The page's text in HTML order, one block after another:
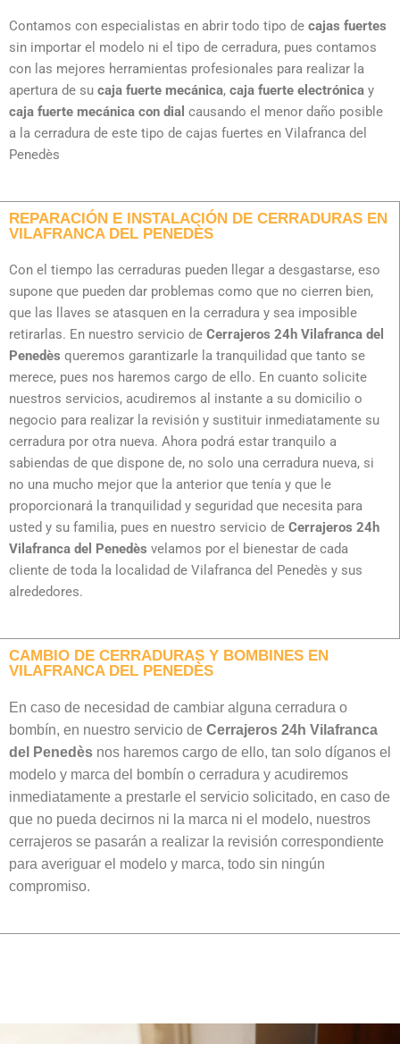
Contamos con especialistas en abrir todo tipo de cajas fuertes
sin importar el modelo ni el tipo de cerradura, pues contamos
con las mejores herramientas profesionales para realizar la
apertura de su caja fuerte mecánica, caja fuerte electrónica y
caja fuerte mecánica con dial causando el menor daño posible
a la cerradura de este tipo de cajas fuertes en Vilafranca del
Penedès
REPARACIÓN E INSTALACIÓN DE CERRADURAS EN
VILAFRANCA DEL PENEDÈS
Con el tiempo las cerraduras pueden llegar a desgastarse, eso
supone que pueden dar problemas como que no cierren bien,
que las llaves se atasquen en la cerradura y sea imposible
retirarlas. En nuestro servicio de Cerrajeros 24h Vilafranca del
Penedès queremos garantizarle la tranquilidad que tanto se
merece, pues nos haremos cargo de ello. En cuanto solicite
nuestros servicios, acudiremos al instante a su domicilio o
negocio para realizar la revisión y sustituir inmediatamente su
cerradura por otra nueva. Ahora podrá estar tranquilo a
sabiendas de que dispone de, no solo una cerradura nueva, si
no una mucho mejor que la anterior que tenía y que le
proporcionará la tranquilidad y seguridad que necesita para
usted y su familia, pues en nuestro servicio de Cerrajeros 24h
Vilafranca del Penedès velamos por el bienestar de cada
cliente de toda la localidad de Vilafranca del Penedès y sus
alrededores.
CAMBIO DE CERRADURAS Y BOMBINES EN
VILAFRANCA DEL PENEDÈS
En caso de necesidad de cambiar alguna cerradura o
bombín, en nuestro servicio de Cerrajeros 24h Vilafranca
del Penedès nos haremos cargo de ello, tan solo díganos el
modelo y marca del bombín o cerradura y acudiremos
inmediatamente a prestarle el servicio solicitado, en caso de
que no pueda decirnos ni la marca ni el modelo, nuestros
cerrajeros se pasarán a realizar la revisión correspondiente
para averiguar el modelo y marca, todo sin ningún
compromiso.